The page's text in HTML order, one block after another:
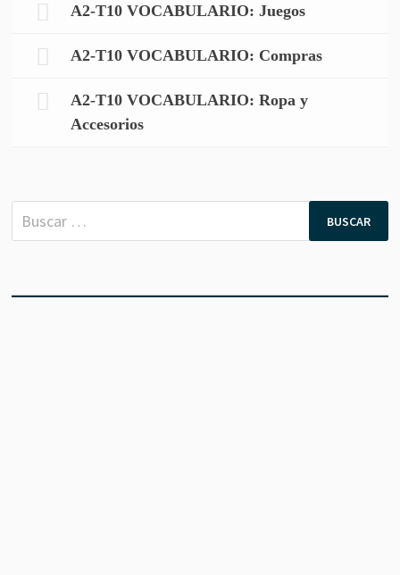
A2-T10 VOCABULARIO: Juegos
A2-T10 VOCABULARIO: Compras
A2-T10 VOCABULARIO: Ropa y
Accesorios
Buscar: